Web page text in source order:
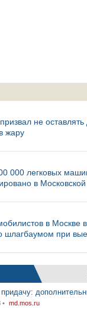
не
жару
000 легковых
в
в Москве
шлагбаумом при
• md.mos.ru